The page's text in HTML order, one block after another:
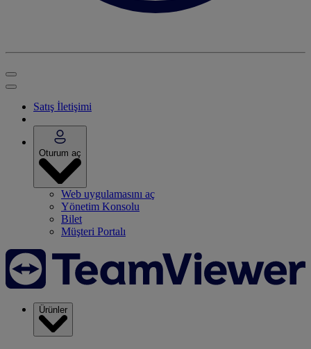
Satış İletişimi
Oturum aç
Web uygulamasını aç
Yönetim Konsolu
Bilet
Müşteri Portalı
Ürünler